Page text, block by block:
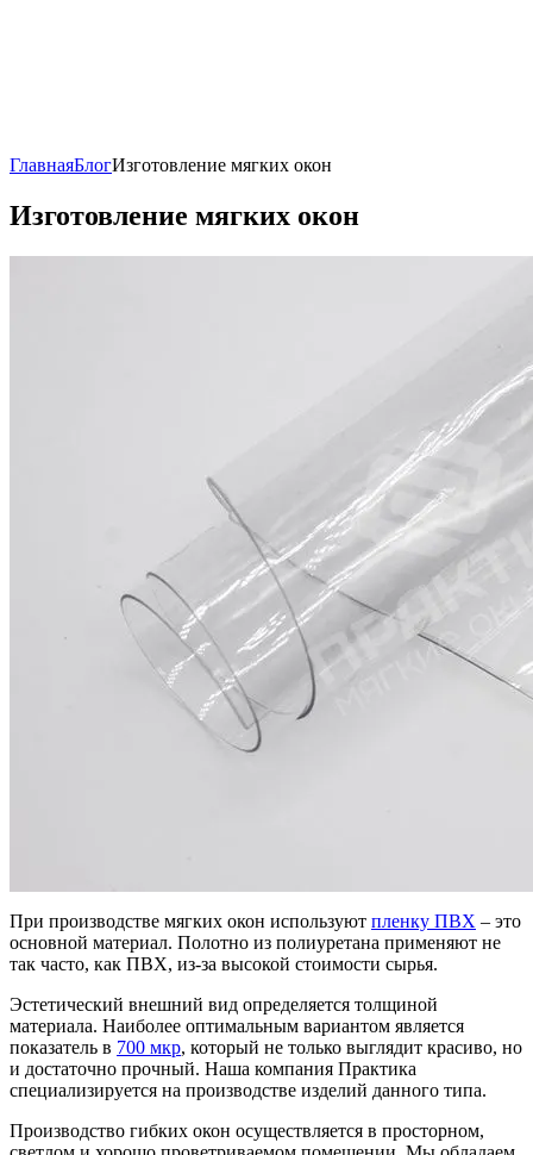
ГлавнаяБлогИзготовление мягких окон
Изготовление мягких окон
При производстве мягких окон используют пленку ПВХ – это
основной материал. Полотно из полиуретана применяют не
так часто, как ПВХ, из-за высокой стоимости сырья.
Эстетический внешний вид определяется толщиной
материала. Наиболее оптимальным вариантом является
показатель в 700 мкр, который не только выглядит красиво, но
и достаточно прочный. Наша компания Практика
специализируется на производстве изделий данного типа.
Производство гибких окон осуществляется в просторном,